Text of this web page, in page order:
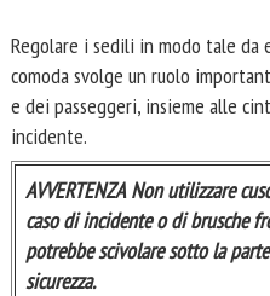
Regolare i sedili in modo tale da
comoda svolge un ruolo
e dei passeggeri, insieme alle
incidente.
AVVERTENZA Non utilizzare
caso di incidente o di brusche
potrebbe scivolare sotto la
sicurezza.